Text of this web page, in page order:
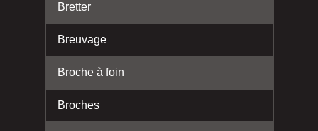
Bretter
Breuvage
Broche à foin
Broches